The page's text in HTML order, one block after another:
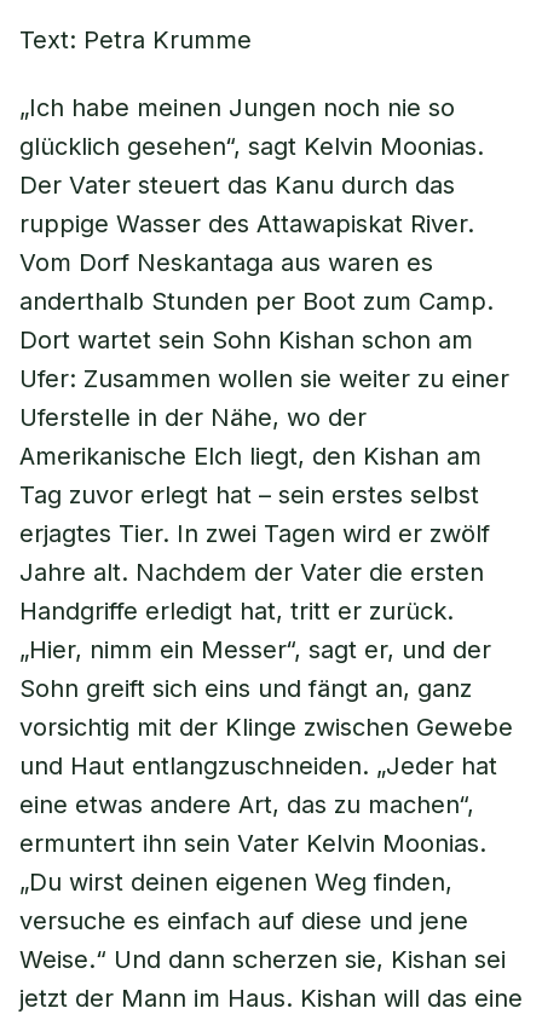
Text: Petra Krumme
„Ich habe meinen Jungen noch nie so
glücklich gesehen“, sagt Kelvin Moonias.
Der Vater steuert das Kanu durch das
ruppige Wasser des Attawapiskat River.
Vom Dorf Neskantaga aus waren es
anderthalb Stunden per Boot zum Camp.
Dort wartet sein Sohn Kishan schon am
Ufer: Zusammen wollen sie weiter zu einer
Uferstelle in der Nähe, wo der
Amerikanische Elch liegt, den Kishan am
Tag zuvor erlegt hat – sein erstes selbst
erjagtes Tier. In zwei Tagen wird er zwölf
Jahre alt. Nachdem der Vater die ersten
Handgriffe erledigt hat, tritt er zurück.
„Hier, nimm ein Messer“, sagt er, und der
Sohn greift sich eins und fängt an, ganz
vorsichtig mit der Klinge zwischen Gewebe
und Haut entlangzuschneiden. „Jeder hat
eine etwas andere Art, das zu machen“,
ermuntert ihn sein Vater Kelvin Moonias.
„Du wirst deinen eigenen Weg finden,
versuche es einfach auf diese und jene
Weise.“ Und dann scherzen sie, Kishan sei
jetzt der Mann im Haus. Kishan will das eine